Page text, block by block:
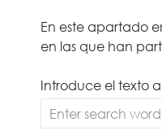
En este apartado
en las que han
Introduce el texto